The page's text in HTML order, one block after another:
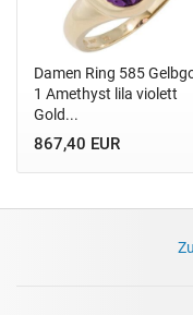
Damen Ring 585
1 Amethyst lila violett
Gold...
867,40 EUR